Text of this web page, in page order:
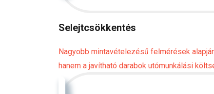
Selejtcsökkentés
Nagyobb mintavételezésű felmérések
hanem a javítható darabok utómunkálási